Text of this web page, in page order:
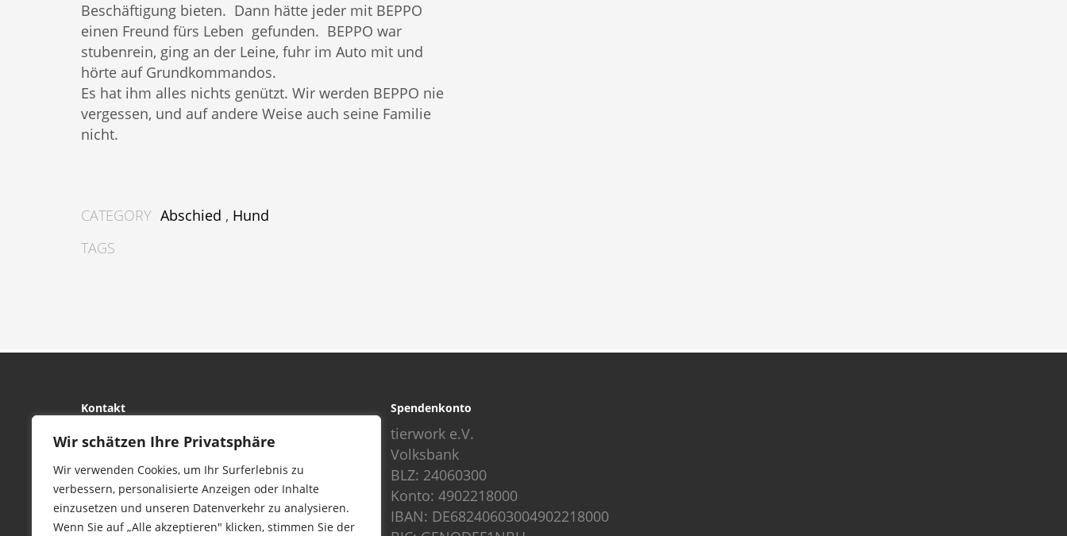
Wir schätzen Ihre Privatsphäre
Wir verwenden Cookies, um Ihr Surferlebnis zu
verbessern, personalisierte Anzeigen oder Inhalte
einzusetzen und unseren Datenverkehr zu analysieren.
Wenn Sie auf „Alle akzeptieren" klicken, stimmen Sie der
Beschäftigung bieten. Dann hätte jeder mit BEPPO
einen Freund fürs Leben gefunden. BEPPO war
stubenrein, ging an der Leine, fuhr im Auto mit und
hörte auf Grundkommandos.
Es hat ihm alles nichts genützt. Wir werden BEPPO nie
vergessen, und auf andere Weise auch seine Familie
nicht.
CATEGORY Abschied , Hund
TAGS
Kontakt
tierwork e.V.
Im alten Dorf 4
Tel 0172-4437307
service@tierwork.de
Spendenkonto
tierwork e.V.
Volksbank
BLZ: 24060300
Konto: 4902218000
IBAN: DE68240603004902218000